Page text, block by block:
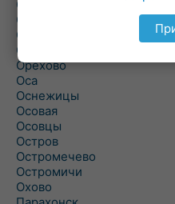
Ольпень
Ольшаны
Омельная
Ополь
Орехово
Оса
Оснежицы
Осовая
Осовцы
Остров
Остромечево
Остромичи
Охово